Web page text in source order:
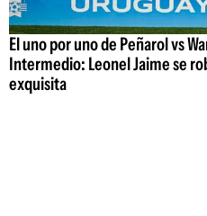
El uno por uno de Peñarol vs
Intermedio: Leonel Jaime se
exquisita